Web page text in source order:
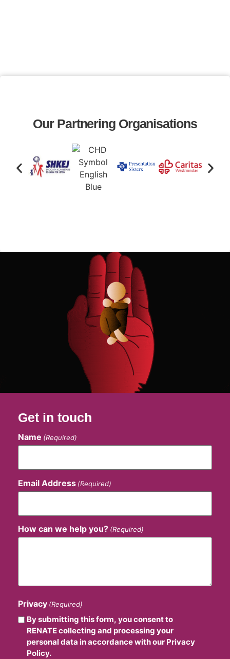
Our Partnering Organisations
Get in touch
Name (Required)
Email Address (Required)
How can we help you? (Required)
Privacy (Required)
By submitting this form, you consent to
RENATE collecting and processing your
personal data in accordance with our Privacy
Policy.